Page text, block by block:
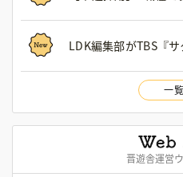
LDK編集部がTBS『
一
晋遊舎運営